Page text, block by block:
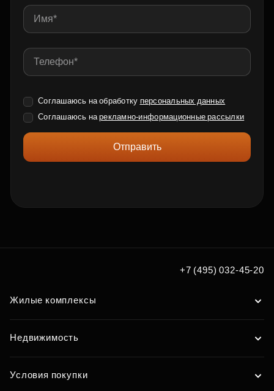
Соглашаюсь на обработку персональных данных
Соглашаюсь нарекламно-информационные рассылки
Отправить
+7 (495) 032-45-20
Жилые комплексы
Недвижимость
Условия покупки